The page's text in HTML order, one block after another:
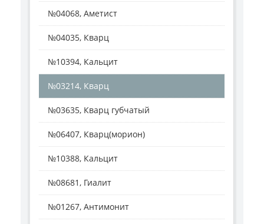
№04068, Аметист
№04035, Кварц
№10394, Кальцит
№03214, Кварц
№03635, Кварц губчатый
№06407, Кварц(морион)
№10388, Кальцит
№08681, Гиалит
№01267, Антимонит